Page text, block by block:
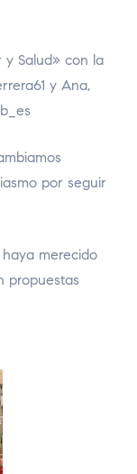
y Salud» con la
y Ana,
por seguir
haya merecido
propuestas